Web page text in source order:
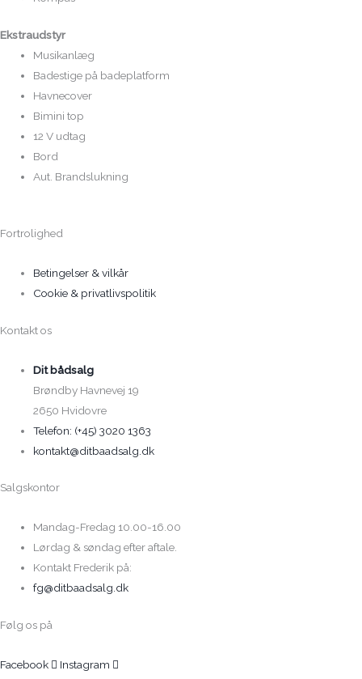
Ekstraudstyr
Musikanlæg
Badestige på badeplatform
Havnecover
Bimini top
12 V udtag
Bord
Aut. Brandslukning
Fortrolighed
Betingelser & vilkår
Cookie & privatlivspolitik
Kontakt os
Dit bådsalg
Brøndby Havnevej 19
2650 Hvidovre
Telefon: (+45) 3020 1363
kontakt@ditbaadsalg.dk
Salgskontor
Mandag-Fredag 10.00-16.00
Lørdag & søndag efter aftale.
Kontakt Frederik på:
fg@ditbaadsalg.dk
Følg os på
Facebook
Instagram